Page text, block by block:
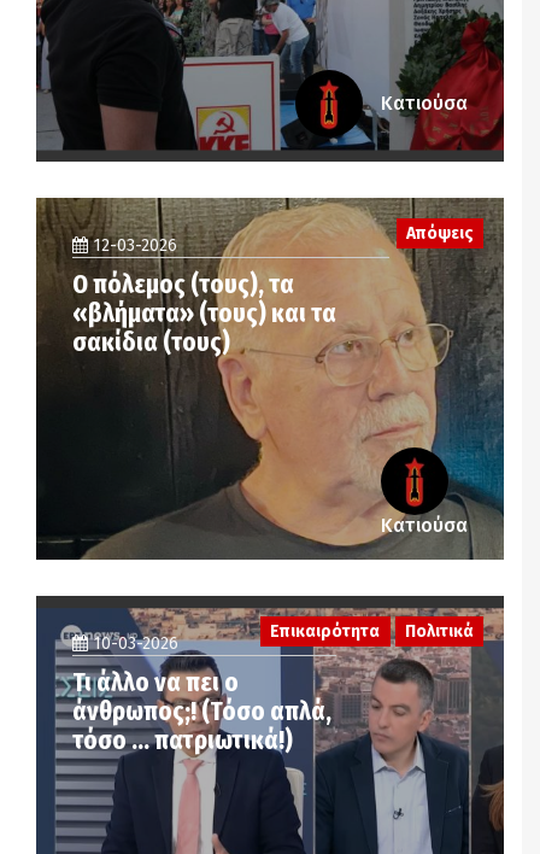
Κατιούσα
Απόψεις
12-03-2026
Ο πόλεμος (τους), τα
«βλήματα» (τους) και τα
σακίδια (τους)
Κατιούσα
10-03-2026
Τι άλλο να πει ο
άνθρωπος;! (Τόσο απλά,
τόσο … πατριωτικά!)
Επικαιρότητα Πολιτικά